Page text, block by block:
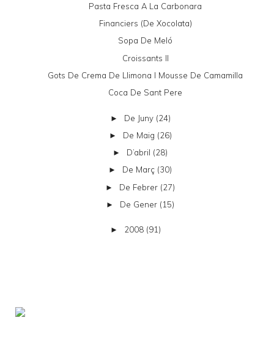
Pasta Fresca A La Carbonara
Financiers (de Xocolata)
Sopa De Meló
Croissants II
Gots De Crema De Llimona I Mousse De Camamilla
Coca De Sant Pere
► De Juny (24)
► De Maig (26)
► D’abril (28)
► De Març (30)
► De Febrer (27)
► De Gener (15)
► 2008 (91)